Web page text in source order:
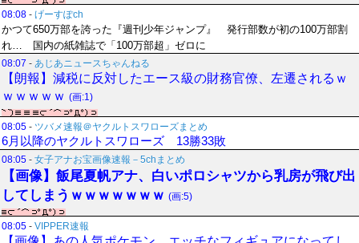
08:08 - げーすぽch
かつて650万部を誇った『週刊少年ジャンプ』 発行部数が初の100万部割
れ… 国内の紙雑誌で「100万部超」ゼロに
08:07 - あじあニュースちゃんねる
【朗報】減税に反対したエース級の財務官僚、左遷されるｗ
ｗｗｗｗｗ (画:1)
08:05 - ツバメ速報＠ヤクルトスワローズまとめ
6月以降のヤクルトスワローズ 13勝33敗
08:05 - 女子アナお宝画像速報－5chまとめ
【画像】飯尾夏帆アナ、白いポロシャツから乳房が飛び出
してしまうｗｗｗｗｗｗｗ (画:5)
08:05 - VIPPER速報